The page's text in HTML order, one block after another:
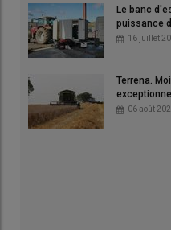
Le banc
puissance
16 juillet
Terrena.
06 août